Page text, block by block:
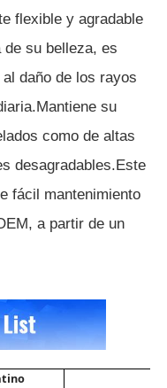
flexible y agradable
de su belleza, es
daño de los rayos
Mantiene su
como de altas
desagradables.Este
fácil mantenimiento
a partir de un